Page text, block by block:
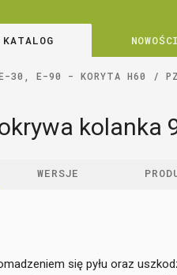
KATALOG NOWOŚCI
E-30, E-90 - KORYTA H60
kolanka
WERSJE
się pyłu oraz